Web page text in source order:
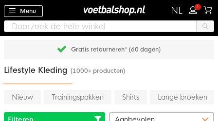
Menu NL 1
Gratis retourneren* (60 dagen)
Lifestyle Kleding (1000+ producten)
Nieuw Trainingspakken Shirts Lange broeken